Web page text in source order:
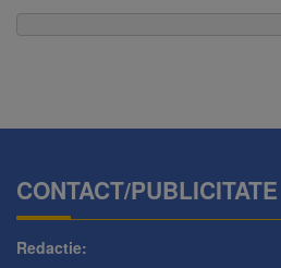
CONTACT/PUBLICITATE
Redactie: